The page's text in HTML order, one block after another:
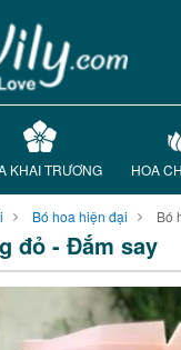
KHAI TRƯƠNG HOA
Bó hoa hiện đại Bó
đỏ - Đắm say